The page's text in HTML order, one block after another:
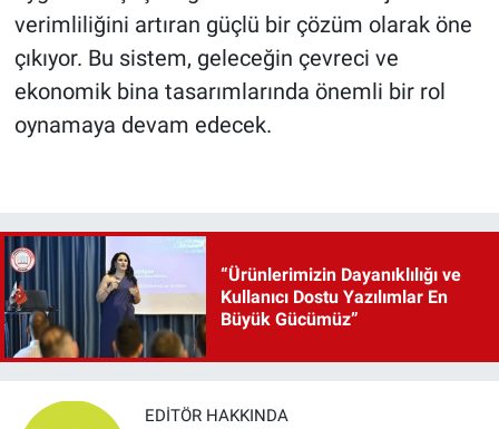
verimliliğini artıran güçlü bir çözüm olarak öne
çıkıyor. Bu sistem, geleceğin çevreci ve
ekonomik bina tasarımlarında önemli bir rol
oynamaya devam edecek.
“Ürünlerimizin Dayanıklılığı ve
Kullanıcı Dostu Yazılımlar En
Büyük Gücümüz”
EDITÖR HAKKINDA